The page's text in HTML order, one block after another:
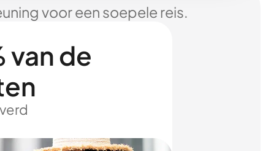
voor een soepele reis.
van de